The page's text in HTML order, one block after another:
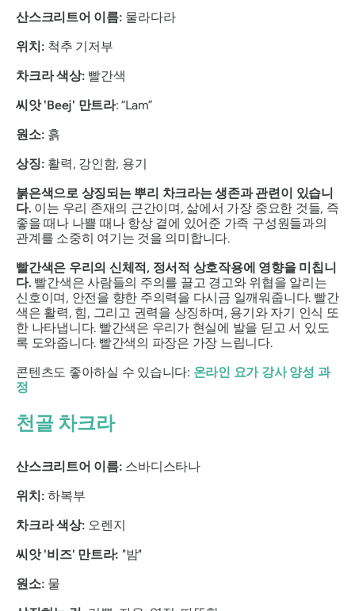
산스크리트어 이름: 물라다라
위치: 척추 기저부
차크라 색상: 빨간색
씨앗 'Beej' 만트라: “Lam”
원소: 흙
상징: 활력, 강인함, 용기
붉은색으로 상징되는 뿌리 차크라는 생존과 관련이 있습니
다. 이는 우리 존재의 근간이며, 삶에서 가장 중요한 것들, 즉
좋을 때나 나쁠 때나 항상 곁에 있어준 가족 구성원들과의
관계를 소중히 여기는 것을 의미합니다.
빨간색은 우리의 신체적, 정서적 상호작용에 영향을 미칩니
다. 빨간색은 사람들의 주의를 끌고 경고와 위협을 알리는
신호이며, 안전을 향한 주의력을 다시금 일깨워줍니다. 빨간
색은 활력, 힘, 그리고 권력을 상징하며, 용기와 자기 인식 또
한 나타냅니다. 빨간색은 우리가 현실에 발을 딛고 서 있도
록 도와줍니다. 빨간색의 파장은 가장 느립니다.
콘텐츠도 좋아하실 수 있습니다: 온라인 요가 강사 양성 과
정
천골 차크라
산스크리트어 이름: 스바디스타나
위치: 하복부
차크라 색상: 오렌지
씨앗 '비즈' 만트라: "밤"
원소: 물